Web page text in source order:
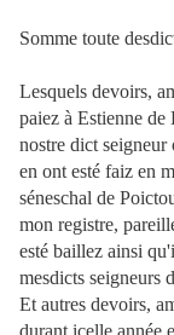
Somme toute
Lesquels devoirs,
paiez à Estienne
nostre dict seigneur
en ont esté faiz en
séneschal de
mon registre,
esté baillez ainsi
mesdicts seigneurs
Et autres devoirs,